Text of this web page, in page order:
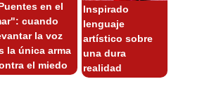
en el
cuando
la voz
la única arma
el miedo
Inspirado
lenguaje
artístico sobre
una dura
realidad